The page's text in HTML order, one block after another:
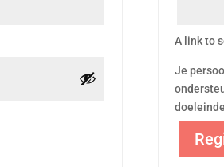
A link to
Je